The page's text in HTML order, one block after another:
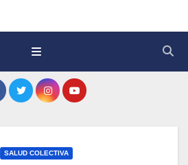
SALUD COLECTIVA